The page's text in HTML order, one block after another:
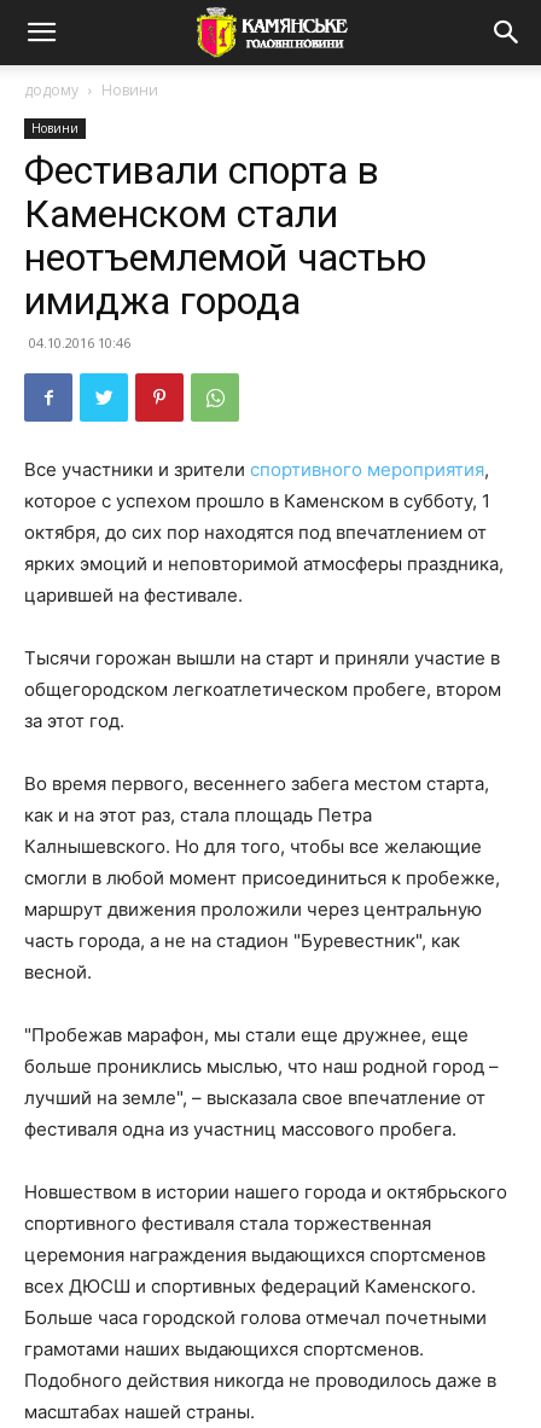
додому Новини
Новини
Фестивали спорта в
Каменском стали
неотъемлемой частью
имиджа города
04.10.2016 10:46
Все участники и зрители спортивного мероприятия,
которое с успехом прошло в Каменском в субботу, 1
октября, до сих пор находятся под впечатлением от
ярких эмоций и неповторимой атмосферы праздника,
царившей на фестивале.
Тысячи горожан вышли на старт и приняли участие в
общегородском легкоатлетическом пробеге, втором
за этот год.
Во время первого, весеннего забега местом старта,
как и на этот раз, стала площадь Петра
Калнышевского. Но для того, чтобы все желающие
смогли в любой момент присоединиться к пробежке,
маршрут движения проложили через центральную
часть города, а не на стадион "Буревестник", как
весной.
"Пробежав марафон, мы стали еще дружнее, еще
больше прониклись мыслью, что наш родной город –
лучший на земле", – высказала свое впечатление от
фестиваля одна из участниц массового пробега.
Новшеством в истории нашего города и октябрьского
спортивного фестиваля стала торжественная
церемония награждения выдающихся спортсменов
всех ДЮСШ и спортивных федераций Каменского.
Больше часа городской голова отмечал почетными
грамотами наших выдающихся спортсменов.
Подобного действия никогда не проводилось даже в
масштабах нашей страны.